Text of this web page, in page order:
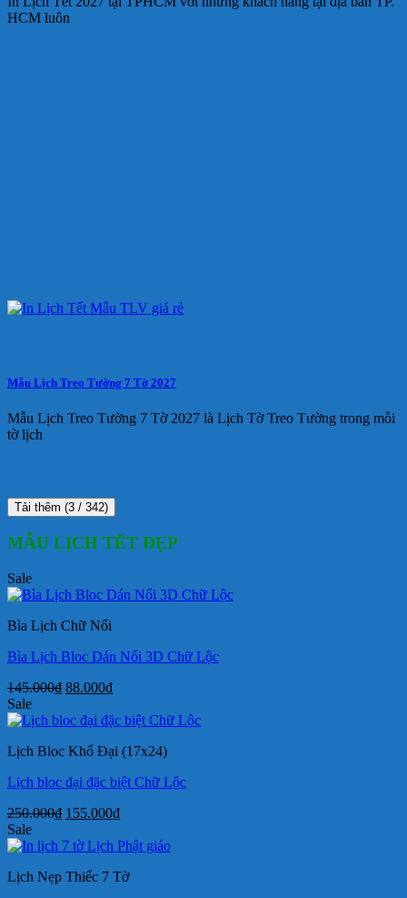
HCM luôn
Mẫu Lịch Treo Tường 7 Tờ 2027
Mẫu Lịch Treo Tường 7 Tờ 2027 là Lịch Tờ Treo Tường trong mỗi
tờ lịch
Tải thêm (3 / 342)
MẪU LỊCH TẾT ĐẸP
Sale
Bìa Lịch Chữ Nổi
Bìa Lịch Bloc Dán Nổi 3D Chữ Lộc
145.000₫ Giá
là:
88.000₫Giá
tại
88.000₫.
Sale
Lịch Bloc Khổ Đại (17x24)
Lịch bloc đại đặc biệt Chữ Lộc
250.000₫ Giá
là:
155.000₫Giá
tại
155.000₫.
Sale
Lịch Nẹp Thiếc 7 Tờ